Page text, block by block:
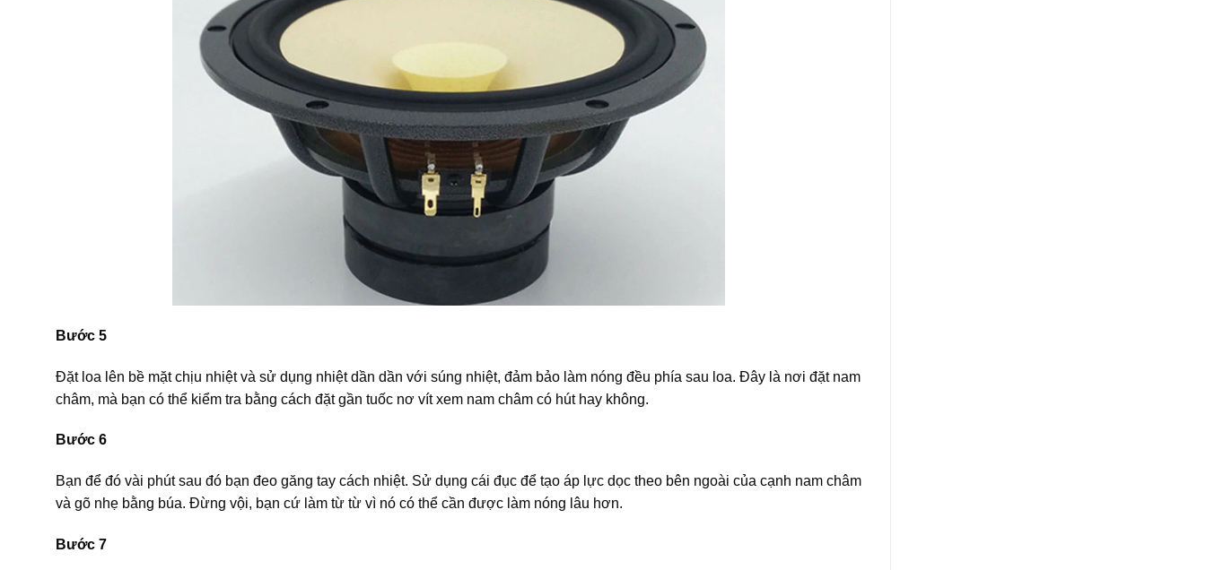
Bước 5
Đặt loa lên bề mặt chịu nhiệt và sử dụng nhiệt dần dần với súng nhiệt, đảm bảo làm nóng đều phía sau loa. Đây là nơi đặt nam
châm, mà bạn có thể kiểm tra bằng cách đặt gần tuốc nơ vít xem nam châm có hút hay không.
Bước 6
Bạn để đó vài phút sau đó bạn đeo găng tay cách nhiệt. Sử dụng cái đục để tạo áp lực dọc theo bên ngoài của cạnh nam châm
và gõ nhẹ bằng búa. Đừng vội, bạn cứ làm từ từ vì nó có thể cần được làm nóng lâu hơn.
Bước 7